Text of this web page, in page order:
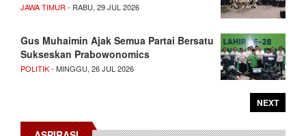
JAWA TIMUR - RABU, 29 JUL 2026
Gus Muhaimin Ajak Semua Partai Bersatu
Sukseskan Prabowonomics
POLITIK- MINGGU, 26 JUL 2026
NEXT